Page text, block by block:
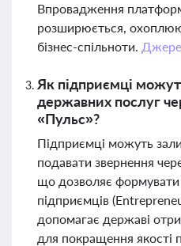
Впровадження
розширюється,
бізнес-спільноти.
Як підприємці
державних послуг
«Пульс»?
Підприємці можуть
подавати звернення
що дозволяє формувати
підприємців
допомагає державі
для покращення якості